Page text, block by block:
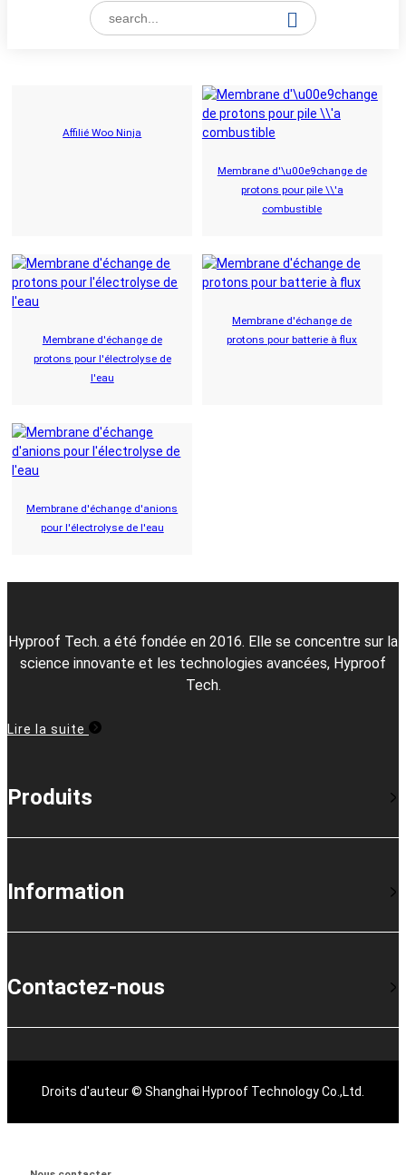
Affilié Woo Ninja
Membrane d'\u00e9change de
protons pour pile \\'a
combustible
Membrane d'échange de
protons pour l'électrolyse de
l'eau
Membrane d'échange de
protons pour batterie à flux
Membrane d'échange d'anions
pour l'électrolyse de l'eau
Hyproof Tech. a été fondée en 2016. Elle se concentre sur la
science innovante et les technologies avancées, Hyproof
Tech.
Lire la suite
Produits
Information
Contactez-nous
Droits d'auteur © Shanghai Hyproof Technology Co.,Ltd.